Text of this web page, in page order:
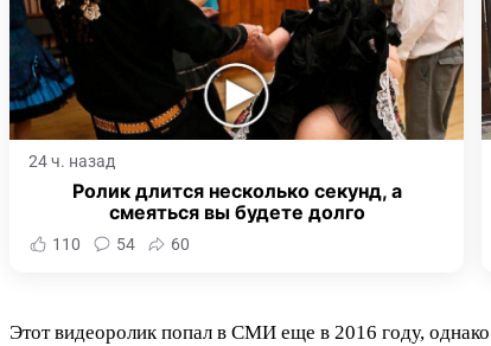
24 ч. назад
Ролик длится несколько секунд, а
смеяться вы будете долго
110 54 60
Этот видеоролик попал в СМИ еще в 2016 году,